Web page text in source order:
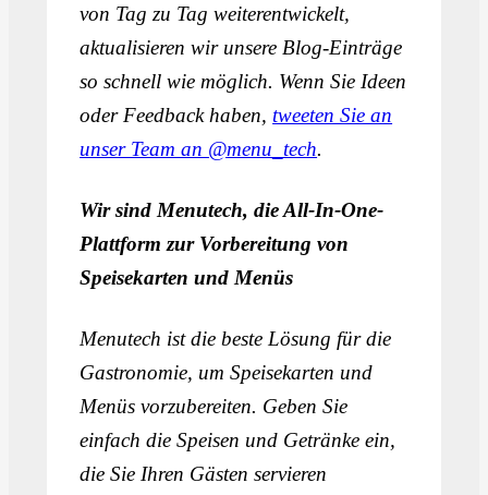
von Tag zu Tag weiterentwickelt,
aktualisieren wir unsere Blog-Einträge
so schnell wie möglich. Wenn Sie Ideen
oder Feedback haben, tweeten Sie an
unser Team an @menu_tech.
Wir sind Menutech, die All-In-One-
Plattform zur Vorbereitung von
Speisekarten und Menüs
Menutech ist die beste Lösung für die
Gastronomie, um Speisekarten und
Menüs vorzubereiten. Geben Sie
einfach die Speisen und Getränke ein,
die Sie Ihren Gästen servieren